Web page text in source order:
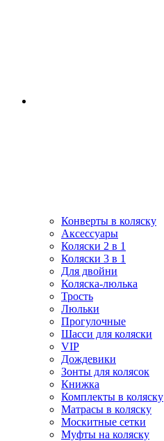
Конверты в коляску
Аксессуары
Коляски 2 в 1
Коляски 3 в 1
Для двойни
Коляска-люлька
Трость
Люльки
Прогулочные
Шасси для коляски
VIP
Дождевики
Зонты для колясок
Книжка
Комплекты в коляску
Матрасы в коляску
Москитные сетки
Муфты на коляску